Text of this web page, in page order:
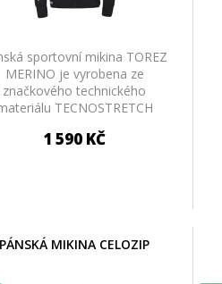
sportovní mikina TOREZ
MERINO je vyrobena ze
značkového technického
TECNOSTRETCH
1 590 KČ
PÁNSKÁ MIKINA CELOZIP